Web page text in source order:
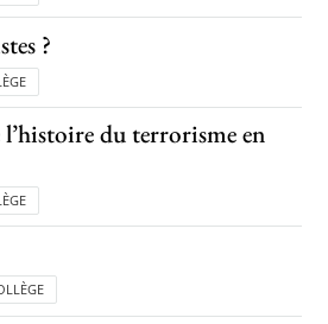
?
du terrorisme en